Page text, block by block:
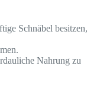
Schnäbel besitzen,
Nahrung zu